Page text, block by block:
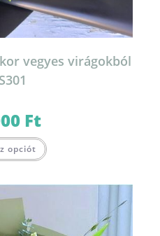
vegyes virágokból
Ft
opciót